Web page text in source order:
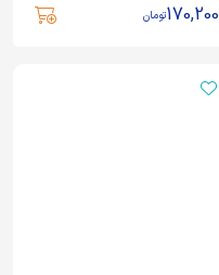
170,200تومان